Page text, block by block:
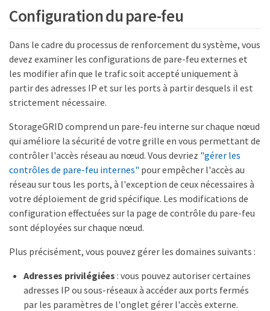
Configuration du pare-feu
Dans le cadre du processus de renforcement du système, vous
devez examiner les configurations de pare-feu externes et
les modifier afin que le trafic soit accepté uniquement à
partir des adresses IP et sur les ports à partir desquels il est
strictement nécessaire.
StorageGRID comprend un pare-feu interne sur chaque nœud
qui améliore la sécurité de votre grille en vous permettant de
contrôler l'accès réseau au nœud. Vous devriez "gérer les
contrôles de pare-feu internes" pour empêcher l'accès au
réseau sur tous les ports, à l'exception de ceux nécessaires à
votre déploiement de grid spécifique. Les modifications de
configuration effectuées sur la page de contrôle du pare-feu
sont déployées sur chaque nœud.
Plus précisément, vous pouvez gérer les domaines suivants :
Adresses privilégiées : vous pouvez autoriser certaines
adresses IP ou sous-réseaux à accéder aux ports fermés
par les paramètres de l'onglet gérer l'accès externe.